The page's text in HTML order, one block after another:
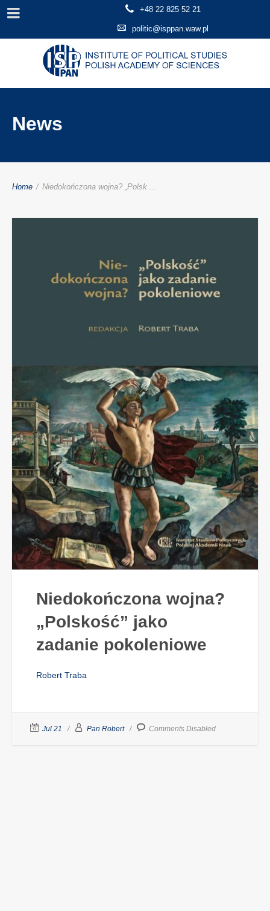
+48 22 825 52 21
politic@isppan.waw.pl
News
Home / Niedokończona wojna? „Polsk ...
Niedokończona wojna?
„Polskość” jako
zadanie pokoleniowe
Robert Traba
Jul 21 Pan Robert Comments Disabled